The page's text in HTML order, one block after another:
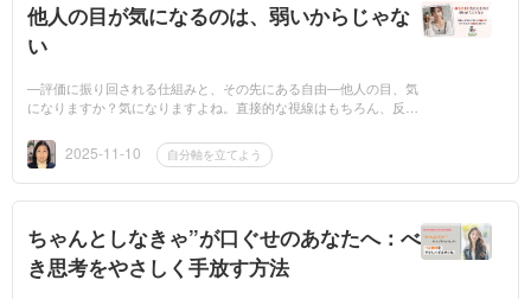
他人の目が気になるのは、弱いからじゃな
い
—評価に振り回される仕組みと、その先にある自由—他人の目、気
になりますか？気になりますよね。直接的な視線はもちろん、反応
ならないはずが...
2025-11-10 自分軸を立てよう
ちゃんとしなきゃ”が口ぐせのあなたへ：べ
き思考をやさしく手放す方法